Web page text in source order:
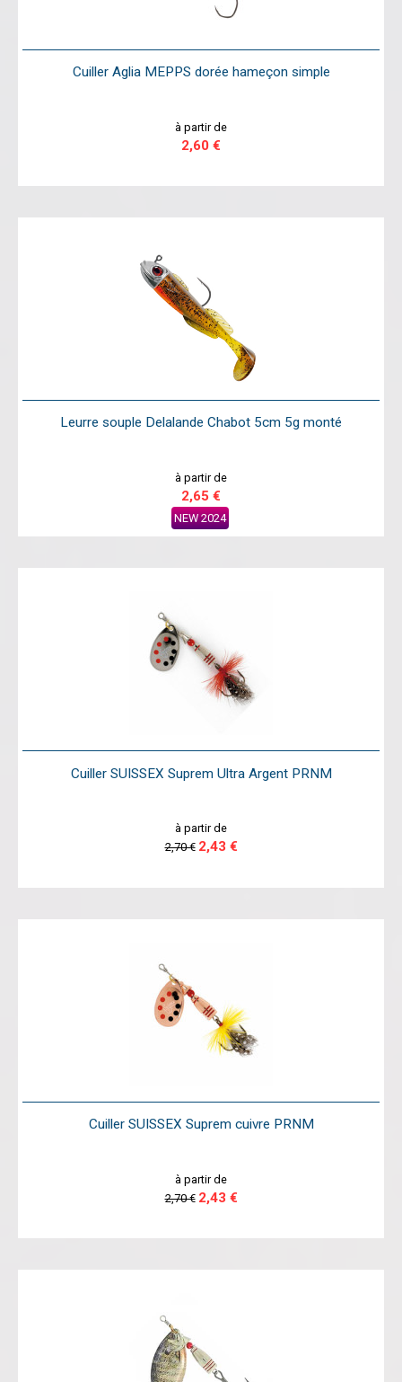
Cuiller Aglia MEPPS dorée hameçon simple
à partir de
2,60 €
Leurre souple Delalande Chabot 5cm 5g monté
à partir de
2,65 €
NEW 2024
Cuiller SUISSEX Suprem Ultra Argent PRNM
à partir de
2,70 € 2,43 €
Cuiller SUISSEX Suprem cuivre PRNM
à partir de
2,70 € 2,43 €